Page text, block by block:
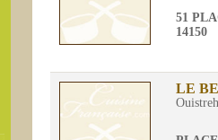
51
14150
LE